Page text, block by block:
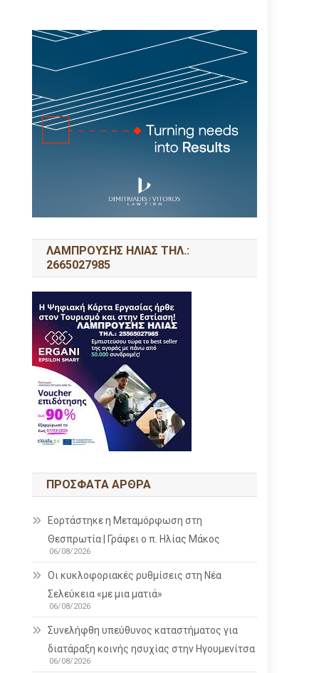
ΛΑΜΠΡΟΥΣΗΣ ΗΛΙΑΣ ΤΗΛ.:
2665027985
ΠΡΌΣΦΑΤΑ ΆΡΘΡΑ
Εορτάστηκε η Μεταμόρφωση στη
Θεσπρωτία | Γράφει ο π. Ηλίας Μάκος
06/08/2026
Οι κυκλοφοριακές ρυθμίσεις στη Νέα
Σελεύκεια «με μια ματιά»
06/08/2026
Συνελήφθη υπεύθυνος καταστήματος για
διατάραξη κοινής ησυχίας στην Ηγουμενίτσα
06/08/2026